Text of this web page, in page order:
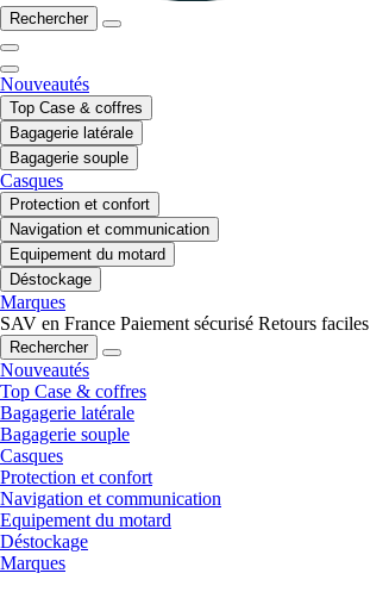
Rechercher
Nouveautés
Top Case & coffres
Bagagerie latérale
Bagagerie souple
Casques
Protection et confort
Navigation et communication
Equipement du motard
Déstockage
Marques
SAV en France Paiement sécurisé Retours faciles
Rechercher
Nouveautés
Top Case & coffres
Bagagerie latérale
Bagagerie souple
Casques
Protection et confort
Navigation et communication
Equipement du motard
Déstockage
Marques